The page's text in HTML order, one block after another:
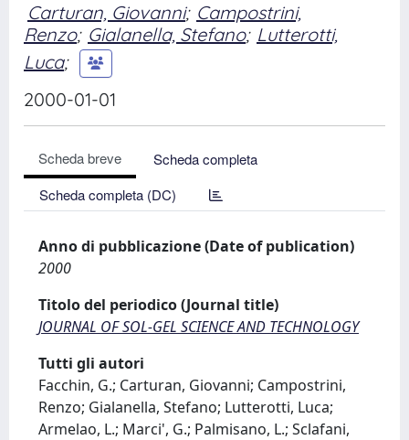
Carturan, Giovanni; Campostrini,
Renzo; Gialanella, Stefano; Lutterotti,
Luca;
2000-01-01
Scheda breve
Scheda completa
Scheda completa (DC)
Anno di pubblicazione (Date of publication)
2000
Titolo del periodico (Journal title)
JOURNAL OF SOL-GEL SCIENCE AND TECHNOLOGY
Tutti gli autori
Facchin, G.; Carturan, Giovanni; Campostrini,
Renzo; Gialanella, Stefano; Lutterotti, Luca;
Armelao, L.; Marci', G.; Palmisano, L.; Sclafani,